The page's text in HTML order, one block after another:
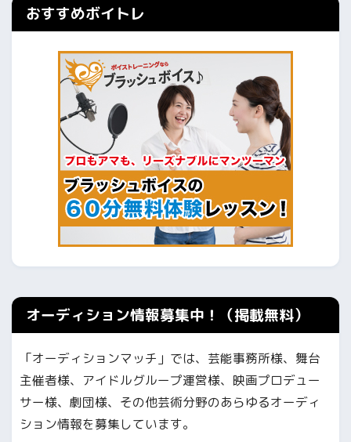
おすすめボイトレ
オーディション情報募集中！（掲載無料）
「オーディションマッチ」では、芸能事務所様、舞台
主催者様、アイドルグループ運営様、映画プロデュー
サー様、劇団様、その他芸術分野のあらゆるオーディ
ション情報を募集しています。